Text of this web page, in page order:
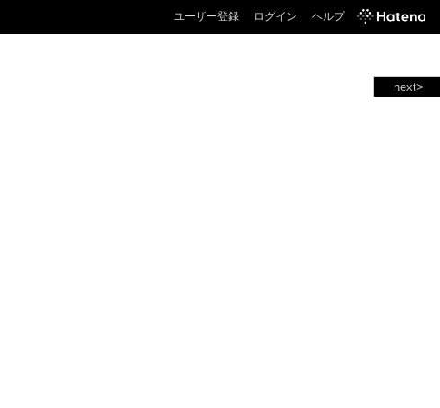
ユーザー登録 ログイン ヘルプ
next>